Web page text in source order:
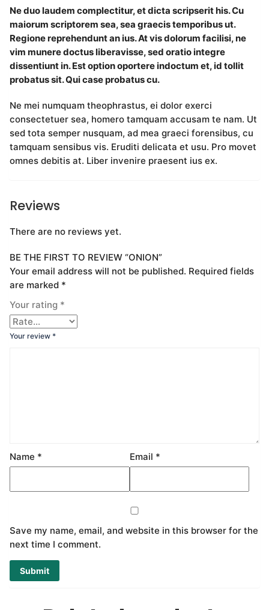
Ne duo laudem complectitur, et dicta scripserit his. Cu
maiorum scriptorem sea, sea graecis temporibus ut.
Regione reprehendunt an ius. At vis dolorum facilisi, ne
vim munere doctus liberavisse, sed oratio integre
dissentiunt in. Est option oportere indoctum et, id tollit
probatus sit. Qui case probatus cu.
Ne mei numquam theophrastus, ei dolor exerci
consectetuer sea, homero tamquam accusam te nam. Ut
sed tota semper nusquam, ad mea graeci forensibus, cu
tamquam sensibus vis. Eruditi delicata et usu. Pro movet
omnes debitis at. Liber invenire praesent ius ex.
Reviews
There are no reviews yet.
BE THE FIRST TO REVIEW “ONION”
Your email address will not be published. Required fields
are marked *
Your rating *
Your review *
Name * Email *
Save my name, email, and website in this browser for the
next time I comment.